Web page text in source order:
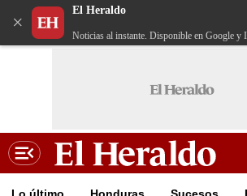
×
El Heraldo
Noticias al instante. Disponible en Google y